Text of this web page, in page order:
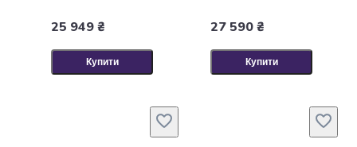
котів
купання
кішок
Косметичні
25 949 ₴
Купити
27 590 ₴
Купити